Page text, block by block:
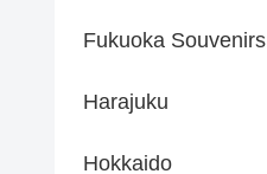
Fukuoka Souvenirs
Harajuku
Hokkaido